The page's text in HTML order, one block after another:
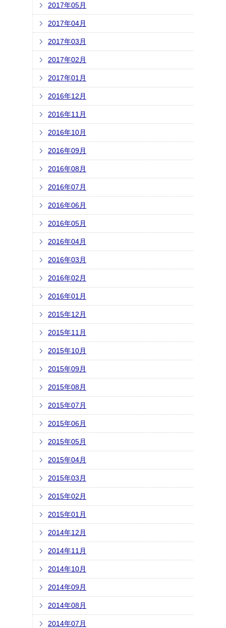
2017年05月
2017年04月
2017年03月
2017年02月
2017年01月
2016年12月
2016年11月
2016年10月
2016年09月
2016年08月
2016年07月
2016年06月
2016年05月
2016年04月
2016年03月
2016年02月
2016年01月
2015年12月
2015年11月
2015年10月
2015年09月
2015年08月
2015年07月
2015年06月
2015年05月
2015年04月
2015年03月
2015年02月
2015年01月
2014年12月
2014年11月
2014年10月
2014年09月
2014年08月
2014年07月